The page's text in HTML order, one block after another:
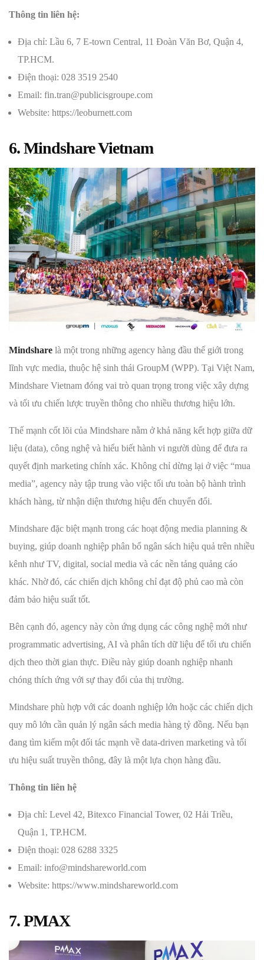
Thông tin liên hệ:
Địa chỉ: Lầu 6, 7 E-town Central, 11 Đoàn Văn Bơ, Quận 4,
TP.HCM.
Điện thoại: 028 3519 2540
Email: fin.tran@publicisgroupe.com
Website: https://leoburnett.com
6. Mindshare Vietnam
Mindshare là một trong những agency hàng đầu thế giới trong
lĩnh vực media, thuộc hệ sinh thái GroupM (WPP). Tại Việt Nam,
Mindshare Vietnam đóng vai trò quan trọng trong việc xây dựng
và tối ưu chiến lược truyền thông cho nhiều thương hiệu lớn.
Thế mạnh cốt lõi của Mindshare nằm ở khả năng kết hợp giữa dữ
liệu (data), công nghệ và hiểu biết hành vi người dùng để đưa ra
quyết định marketing chính xác. Không chỉ dừng lại ở việc “mua
media”, agency này tập trung vào việc tối ưu toàn bộ hành trình
khách hàng, từ nhận diện thương hiệu đến chuyển đổi.
Mindshare đặc biệt mạnh trong các hoạt động media planning &
buying, giúp doanh nghiệp phân bổ ngân sách hiệu quả trên nhiều
kênh như TV, digital, social media và các nền tảng quảng cáo
khác. Nhờ đó, các chiến dịch không chỉ đạt độ phủ cao mà còn
đảm bảo hiệu suất tốt.
Bên cạnh đó, agency này còn ứng dụng các công nghệ mới như
programmatic advertising, AI và phân tích dữ liệu để tối ưu chiến
dịch theo thời gian thực. Điều này giúp doanh nghiệp nhanh
chóng thích ứng với sự thay đổi của thị trường.
Mindshare phù hợp với các doanh nghiệp lớn hoặc các chiến dịch
quy mô lớn cần quản lý ngân sách media hàng tỷ đồng. Nếu bạn
đang tìm kiếm một đối tác mạnh về data-driven marketing và tối
ưu hiệu suất truyền thông, đây là một lựa chọn hàng đầu.
Thông tin liên hệ
Địa chỉ: Level 42, Bitexco Financial Tower, 02 Hải Triều,
Quận 1, TP.HCM.
Điện thoại: 028 6288 3325
Email: info@mindshareworld.com
Website: https://www.mindshareworld.com
7. PMAX